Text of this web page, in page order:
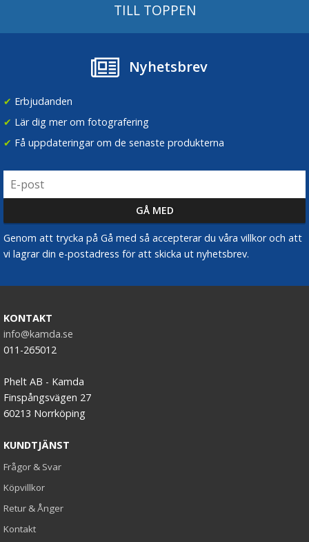
TILL TOPPEN
Nyhetsbrev
✔ Erbjudanden
✔ Lär dig mer om fotografering
✔ Få uppdateringar om de senaste produkterna
Genom att trycka på Gå med så accepterar du våra villkor och att
vi lagrar din e-postadress för att skicka ut nyhetsbrev.
KONTAKT
info@kamda.se
011-265012
Phelt AB - Kamda
Finspångsvägen 27
60213 Norrköping
KUNDTJÄNST
Frågor & Svar
Köpvillkor
Retur & Ånger
Kontakt